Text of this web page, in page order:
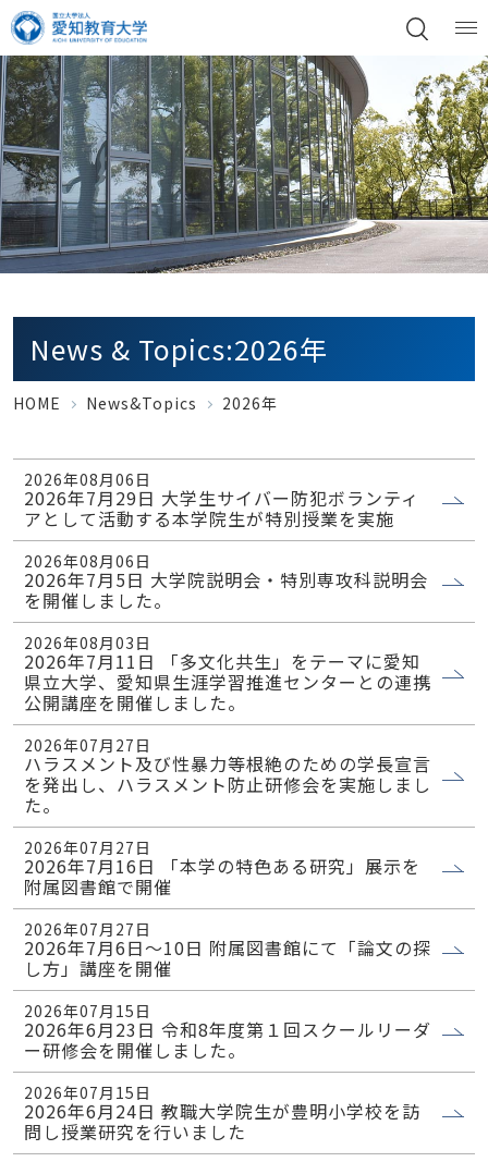
News & Topics:2026年
HOME News&Topics 2026年
2026年08月06日
2026年7月29日 大学生サイバー防犯ボランティ
アとして活動する本学院生が特別授業を実施
2026年08月06日
2026年7月5日 大学院説明会・特別専攻科説明会
を開催しました。
2026年08月03日
2026年7月11日 「多文化共生」をテーマに愛知
県立大学、愛知県生涯学習推進センターとの連携
公開講座を開催しました。
2026年07月27日
ハラスメント及び性暴力等根絶のための学長宣言
を発出し、ハラスメント防止研修会を実施しまし
た。
2026年07月27日
2026年7月16日 「本学の特色ある研究」展示を
附属図書館で開催
2026年07月27日
2026年7月6日～10日 附属図書館にて「論文の探
し方」講座を開催
2026年07月15日
2026年6月23日 令和8年度第１回スクールリーダ
ー研修会を開催しました。
2026年07月15日
2026年6月24日 教職大学院生が豊明小学校を訪
問し授業研究を行いました